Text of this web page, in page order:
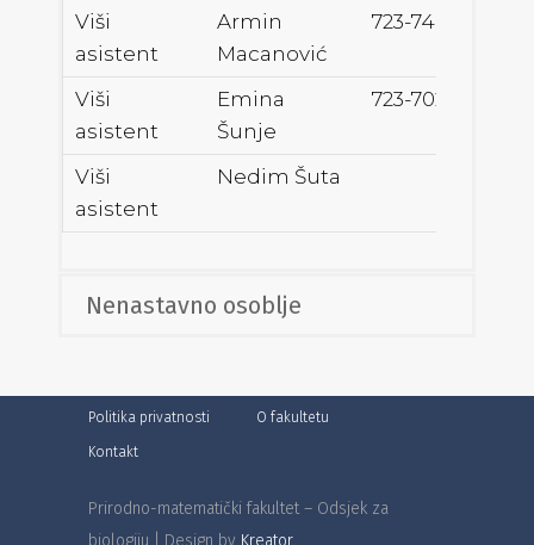
Viši
asistent
Armin
Macanović
723-746
Viši
asistent
Emina
Šunje
723-702
Viši
asistent
Nedim Šuta
Nenastavno osoblje
Politika privatnosti O fakultetu
Kontakt
Prirodno-matematički fakultet – Odsjek za